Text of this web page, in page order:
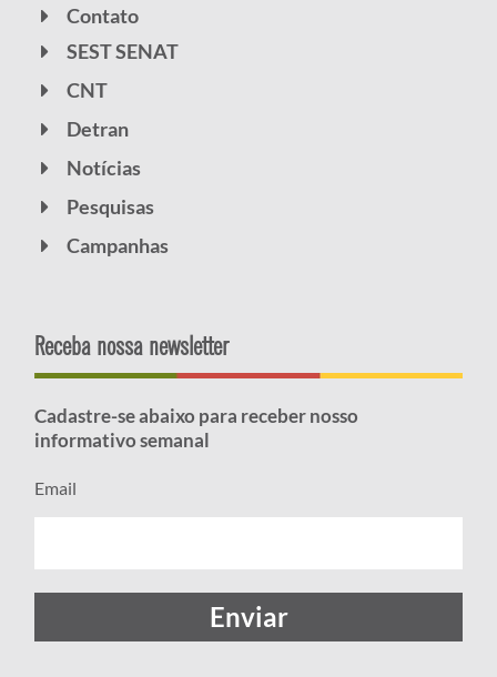
Contato
SEST SENAT
CNT
Detran
Notícias
Pesquisas
Campanhas
Receba nossa newsletter
Cadastre-se abaixo para receber nosso
informativo semanal
Email
Enviar